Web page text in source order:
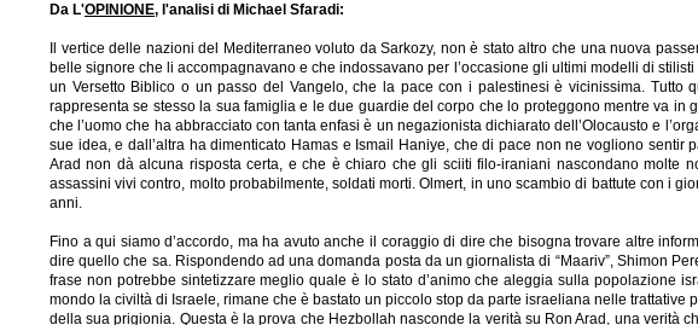
Da L'OPINIONE, l'analisi di Michael Sfaradi:
Il vertice delle nazioni del Mediterraneo voluto da Sarkozy, non è stato altro che una nuova
belle signore che li accompagnavano e che indossavano per l’occasione gli ultimi modelli di
un Versetto Biblico o un passo del Vangelo, che la pace con i palestinesi è vicinissima.
rappresenta se stesso la sua famiglia e le due guardie del corpo che lo proteggono mentre va
che l’uomo che ha abbracciato con tanta enfasi è un negazionista dichiarato dell’Olocausto e
sue idea, e dall’altra ha dimenticato Hamas e Ismail Haniye, che di pace non ne vogliono
Arad non dà alcuna risposta certa, e che è chiaro che gli sciiti filo-iraniani nascondano molte
assassini vivi contro, molto probabilmente, soldati morti. Olmert, in uno scambio di battute con i
anni.
Fino a qui siamo d’accordo, ma ha avuto anche il coraggio di dire che bisogna trovare altre
dire quello che sa. Rispondendo ad una domanda posta da un giornalista di “Maariv”, Shimon
frase non potrebbe sintetizzare meglio quale è lo stato d’animo che aleggia sulla popolazione
mondo la civiltà di Israele, rimane che è bastato un piccolo stop da parte israeliana nelle
della sua prigionia. Questa è la prova che Hezbollah nasconde la verità su Ron Arad, una verità